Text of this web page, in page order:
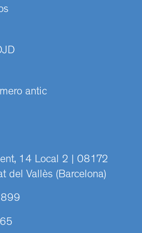
antic
14 Local 2 | 08172
del Vallès (Barcelona)